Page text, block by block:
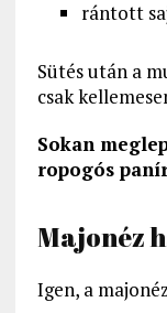
rántott
Sütés után a
csak
Sokan
ropogós
Majonéz
Igen, a